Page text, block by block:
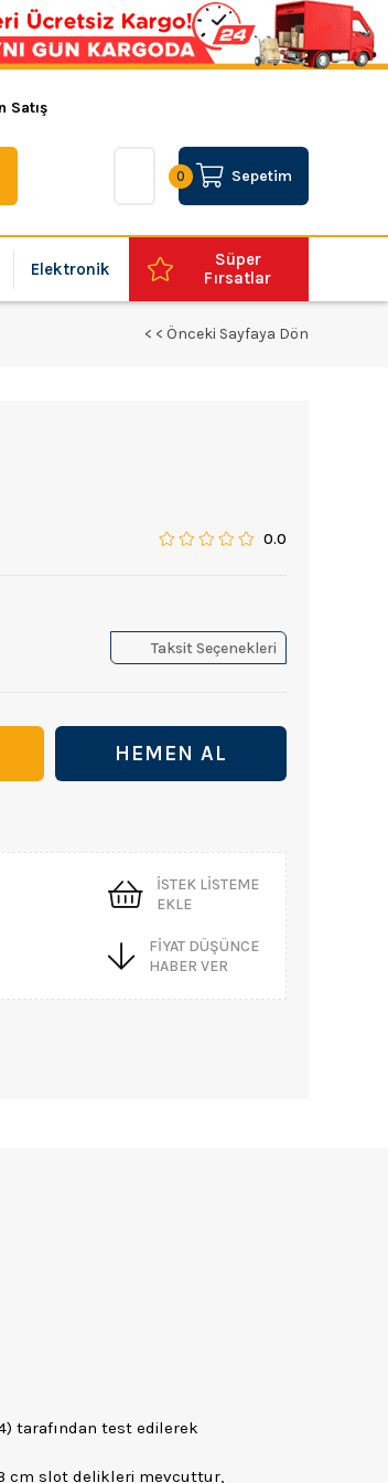
Satış
Sepetim
0
Elektronik
Süper
Fırsatlar
< < Önceki Sayfaya Dön
0.0
Taksit Seçenekleri
İSTEK LISTEME
EKLE
FIYAT DÜŞÜNCE
HABER VER
tarafından test edilerek
cm slot delikleri mevcuttur,